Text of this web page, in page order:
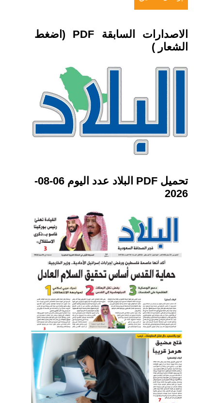
الاصدارات السابقة PDF (اضغط
الشعار )
تحميل PDF البلاد عدد اليوم 06-08-
2026